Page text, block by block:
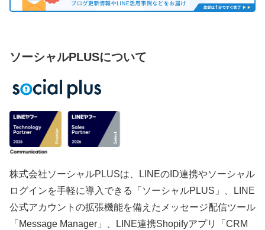
ソーシャルPLUSについて
株式会社ソーシャルPLUSは、LINEのID連携やソーシャル
ログインを手軽に導入できる「ソーシャルPLUS」、LINE
公式アカウントの拡張機能を備えたメッセージ配信ツール
「Message Manager」、LINE連携Shopifyアプリ「CRM